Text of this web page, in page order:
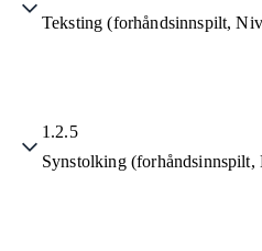
Teksting (forhåndsinnspilt,
1.2.5
Synstolking